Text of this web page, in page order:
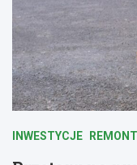
INWESTYCJE